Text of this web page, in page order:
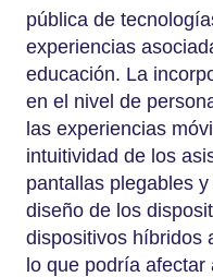
pública de
experiencias
educación. La
en el nivel de
las experiencias
intuitividad de los
pantallas plegables
diseño de los
dispositivos híbridos
lo que podría